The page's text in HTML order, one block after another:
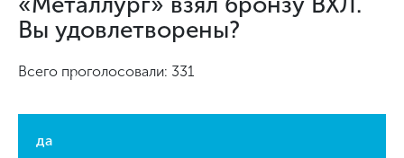
Вы удовлетворены?
Всего проголосовали: 331
да